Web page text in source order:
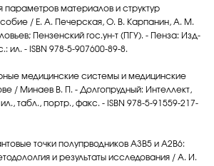
параметров материалов и структур
/ Е. А. Печерская, О. В. Карпанин, А. М.
Пензенский гос.ун-т (ПГУ). - Пенза: Изд-
ил. - ISBN 978-5-907600-89-8.
медицинские системы и медицинские
/ Минаев В. П. - Долгопрудный: Интеллект,
табл., портр., факс. - ISBN 978-5-91559-217-
точки полупрводников А3В5 и А2В6:
и результаты исследования / А. И.